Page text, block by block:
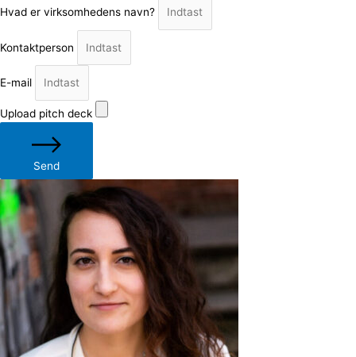
Hvad er virksomhedens navn?
Kontaktperson
E-mail
Upload pitch deck
Send